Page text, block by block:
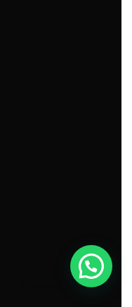
Powered byJoinchat